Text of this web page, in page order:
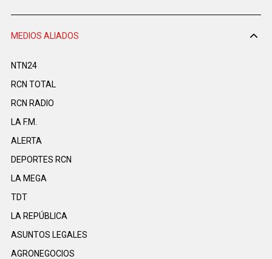
MEDIOS ALIADOS
NTN24
RCN TOTAL
RCN RADIO
LA F.M.
ALERTA
DEPORTES RCN
LA MEGA
TDT
LA REPÚBLICA
ASUNTOS LEGALES
AGRONEGOCIOS